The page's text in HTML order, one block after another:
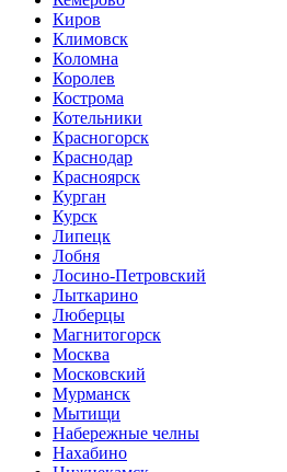
Киров
Климовск
Коломна
Королев
Кострома
Котельники
Красногорск
Краснодар
Красноярск
Курган
Курск
Липецк
Лобня
Лосино-Петровский
Лыткарино
Люберцы
Магнитогорск
Москва
Московский
Мурманск
Мытищи
Набережные челны
Нахабино